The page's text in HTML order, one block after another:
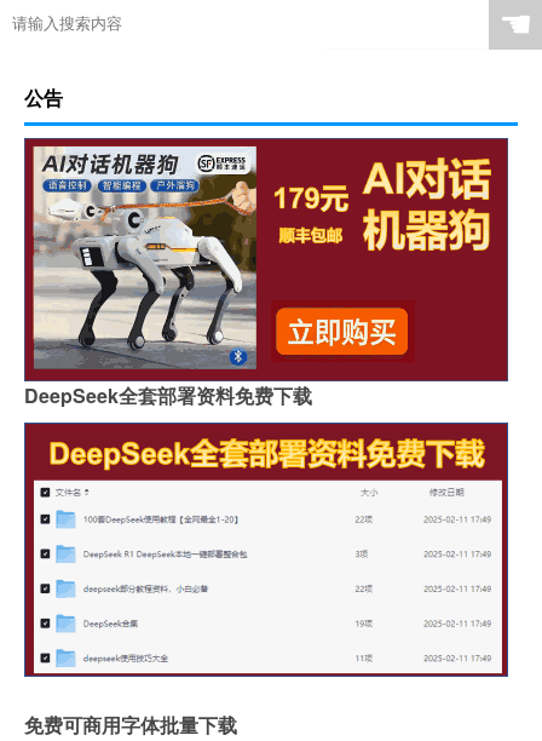
☚
公告
DeepSeek全套部署资料免费下载
免费可商用字体批量下载